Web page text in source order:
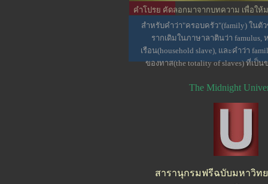
The Midnight
สารานุกรมฟรีฉบับมหาวิท
คำโปรย คัดลอกมาจากบทความ เพื่อให้
น่าสนใจบางส่วน
สำหรับคำว่า"ครอบครัว"(family) ในตั
รากเดิมในภาษาลาตินว่า famulus,
เรือน(household slave), และคำว่า
ของทาส(the totality of slaves) ที่เป็